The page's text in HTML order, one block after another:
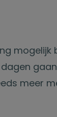
mogelijk
meer